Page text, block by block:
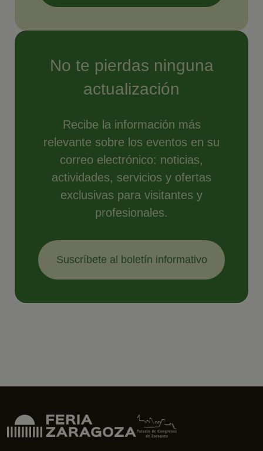
No te pierdas ninguna
actualización
Recibe la información más
relevante sobre los eventos en su
correo electrónico: noticias,
actividades, servicios y ofertas
exclusivas para visitantes y
profesionales.
Suscríbete al boletín informativo